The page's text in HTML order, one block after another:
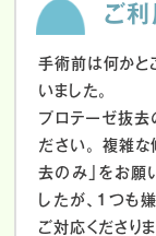
ご
手術前は何かと
いました。
プロテーゼ抜去
ださい。
複雑な
去のみ」をお願
したが、１つも
ご対応くださりま